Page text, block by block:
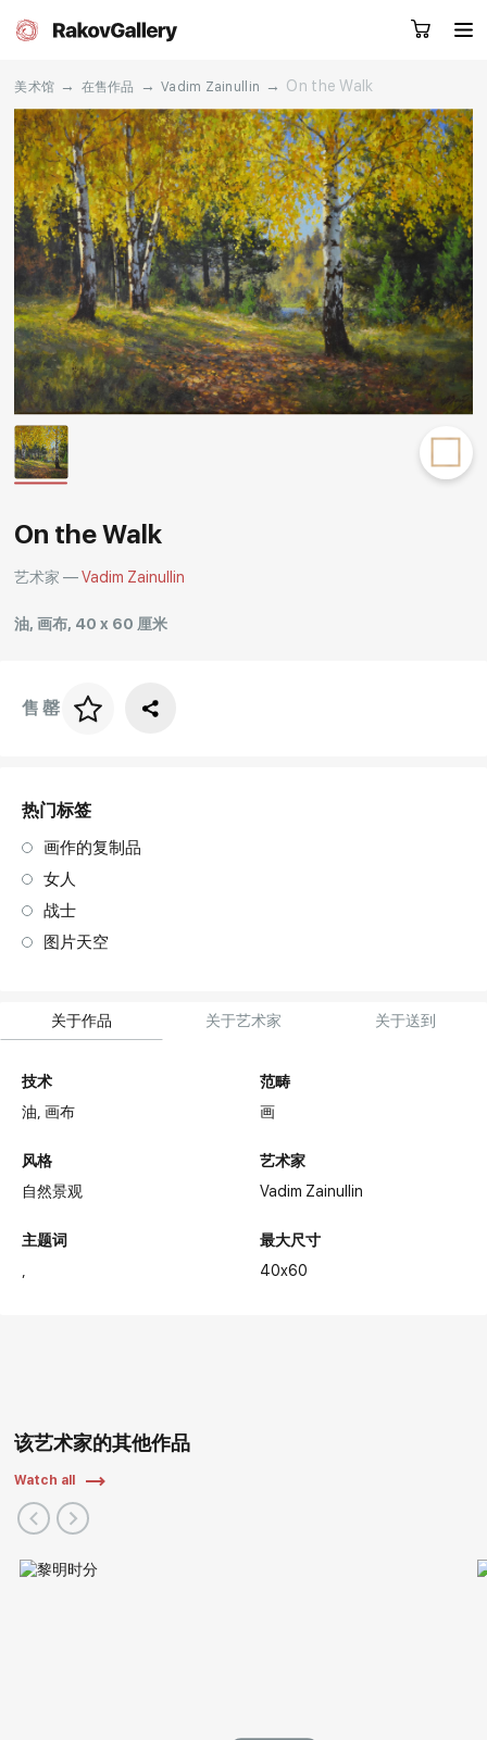
RU EN CN
目录 艺术家
关于我们 服务
新闻 联系我们
其他项目
special
请留下您的微信号，我们会联系您
美术馆 → 在售作品 → Vadim Zainullin → On the Walk
关于作品 关于艺术家 关于送到
技术
油,画布
风格
自然景观
主题词
范畴
画
艺术家
Vadim Zainullin
最大尺寸
40x60
On the Walk
艺术家 —Vadim Zainullin
油, 画布, 40 x 60 厘米
画框价格
售罄
热门标签
画作的复制品
女人
战士
图片天空
该艺术家的其他作品
Watch all